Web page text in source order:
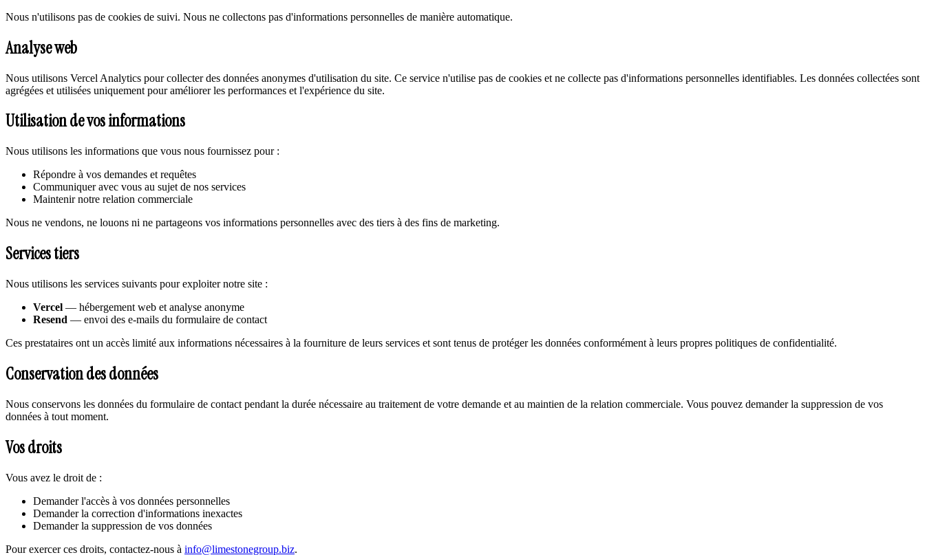
Nous n'utilisons pas de cookies de suivi. Nous ne collectons pas d'informations personnelles de manière automatique.
Analyse web
Nous utilisons Vercel Analytics pour collecter des données anonymes d'utilisation du site. Ce service n'utilise pas de cookies et ne collecte pas d'informations personnelles identifiables. Les données collectées sont
agrégées et utilisées uniquement pour améliorer les performances et l'expérience du site.
Utilisation de vos informations
Nous utilisons les informations que vous nous fournissez pour :
Répondre à vos demandes et requêtes
Communiquer avec vous au sujet de nos services
Maintenir notre relation commerciale
Nous ne vendons, ne louons ni ne partageons vos informations personnelles avec des tiers à des fins de marketing.
Services tiers
Nous utilisons les services suivants pour exploiter notre site :
Vercel — hébergement web et analyse anonyme
Resend — envoi des e-mails du formulaire de contact
Ces prestataires ont un accès limité aux informations nécessaires à la fourniture de leurs services et sont tenus de protéger les données conformément à leurs propres politiques de confidentialité.
Conservation des données
Nous conservons les données du formulaire de contact pendant la durée nécessaire au traitement de votre demande et au maintien de la relation commerciale. Vous pouvez demander la suppression de vos
données à tout moment.
Vos droits
Vous avez le droit de :
Demander l'accès à vos données personnelles
Demander la correction d'informations inexactes
Demander la suppression de vos données
Pour exercer ces droits, contactez-nous à info@limestonegroup.biz.